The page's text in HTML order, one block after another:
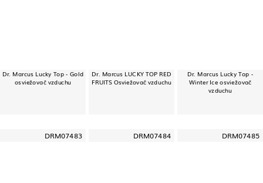
Dr. Marcus Lucky Top - Gold
osviežovač vzduchu
Dr. Marcus LUCKY TOP RED
FRUITS Osviežovač vzduchu
Dr. Marcus Lucky Top -
Winter Ice osviežovač
vzduchu
DRM07483 DRM07484 DRM07485